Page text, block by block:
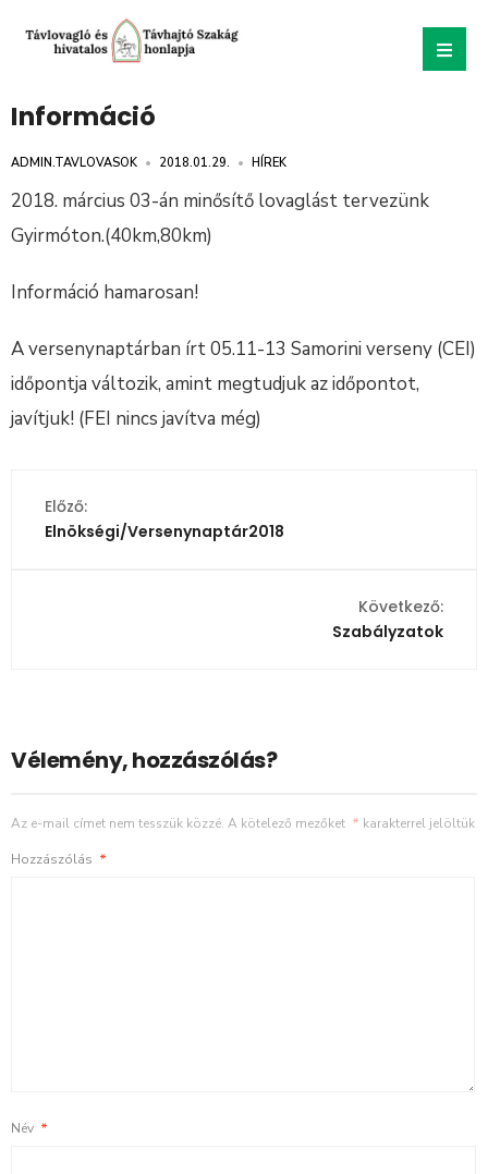
Információ
ADMIN.TAVLOVASOK • 2018.01.29. • HÍREK
2018. március 03-án minősítő lovaglást tervezünk
Gyirmóton.(40km,80km)
Információ hamarosan!
A versenynaptárban írt 05.11-13 Samorini verseny (CEI)
időpontja változik, amint megtudjuk az időpontot,
javítjuk! (FEI nincs javítva még)
Előző:
Elnökségi/Versenynaptár2018
Következő:
Szabályzatok
Vélemény, hozzászólás?
Az e-mail címet nem tesszük közzé. A kötelező mezőket * karakterrel jelöltük
Hozzászólás *
Név *